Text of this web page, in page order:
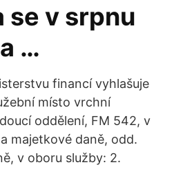
se v srpnu
…
financí vyhlašuje
místo vrchní
oddělení, FM 542, v
majetkové daně, odd.
v oboru služby: 2.